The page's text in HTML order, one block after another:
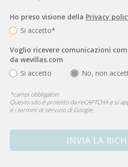
Ho preso visione della Privacy
Si accetto*
Voglio ricevere comunicazioni
da wevillas.com
Si accetto
No, non
*campi obbligatori
Questo sito è protetto da reCAPTCHA e si
e itermini di serviziodi Google.
INVIA LA